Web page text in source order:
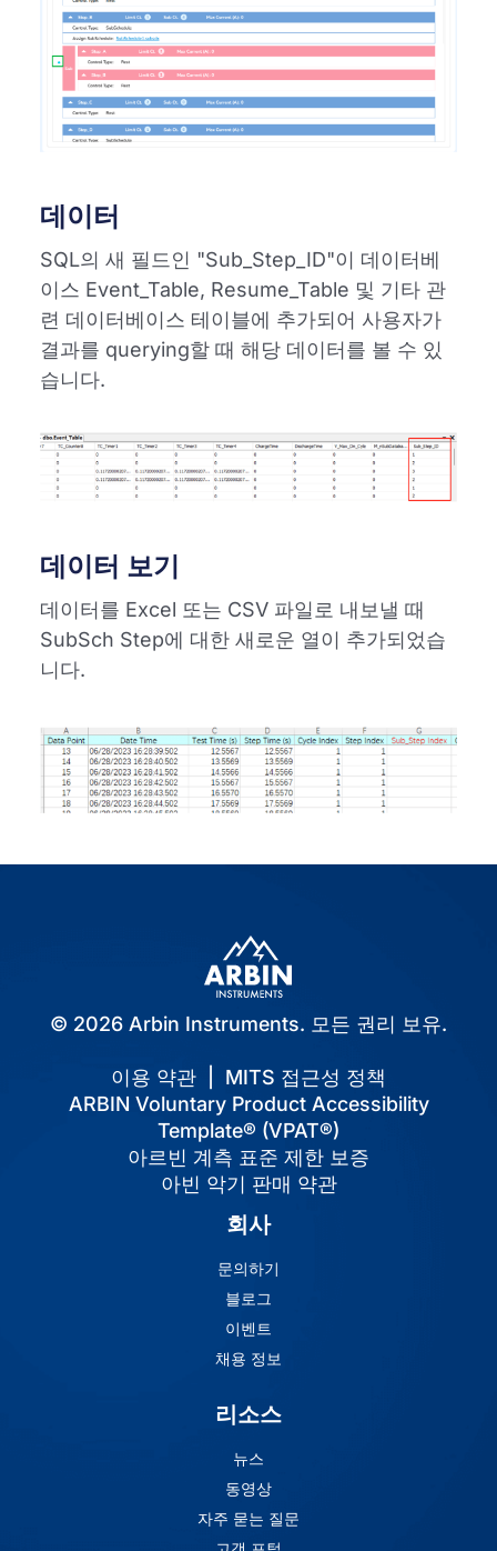
데이터
SQL의 새 필드인 "Sub_Step_ID"이 데이터베
이스 Event_Table, Resume_Table 및 기타 관
련 데이터베이스 테이블에 추가되어 사용자가
결과를 querying할 때 해당 데이터를 볼 수 있
습니다.
데이터 보기
데이터를 Excel 또는 CSV 파일로 내보낼 때
SubSch Step에 대한 새로운 열이 추가되었습
니다.
© 2026 Arbin Instruments. 모든 권리 보유.
이용 약관
MITS 접근성 정책
ARBIN Voluntary Product Accessibility
Template® (VPAT®)
아르빈 계측 표준 제한 보증
아빈 악기 판매 약관
회사
문의하기
블로그
이벤트
채용 정보
리소스
뉴스
동영상
자주 묻는 질문